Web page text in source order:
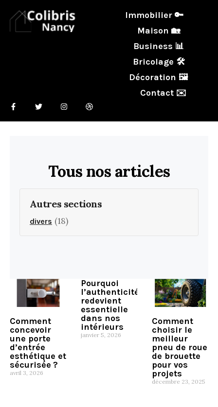
Immobilier 🔑
Maison 🏡
Business 📊
Bricolage 🛠️
Décoration 🖼️
Contact ✉️
Tous nos articles
Autres sections
divers (18)
Comment
concevoir
une porte
d’entrée
esthétique et
sécurisée ?
avril 3, 2026
Pourquoi
l’authenticité
redevient
essentielle
dans nos
intérieurs
janvier 5, 2026
Comment
choisir le
meilleur
pneu de roue
de brouette
pour vos
projets
décembre 23, 2025